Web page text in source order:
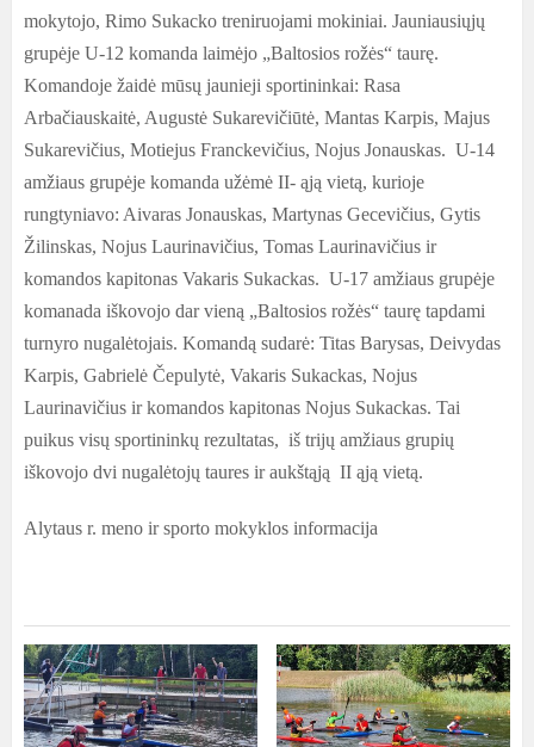
mokytojo, Rimo Sukacko treniruojami mokiniai. Jauniausiųjų
grupėje U-12 komanda laimėjo „Baltosios rožės“ taurę.
Komandoje žaidė mūsų jaunieji sportininkai: Rasa
Arbačiauskaitė, Augustė Sukarevičiūtė, Mantas Karpis, Majus
Sukarevičius, Motiejus Franckevičius, Nojus Jonauskas. U-14
amžiaus grupėje komanda užėmė II- ąją vietą, kurioje
rungtyniavo: Aivaras Jonauskas, Martynas Gecevičius, Gytis
Žilinskas, Nojus Laurinavičius, Tomas Laurinavičius ir
komandos kapitonas Vakaris Sukackas. U-17 amžiaus grupėje
komanada iškovojo dar vieną „Baltosios rožės“ taurę tapdami
turnyro nugalėtojais. Komandą sudarė: Titas Barysas, Deivydas
Karpis, Gabrielė Čepulytė, Vakaris Sukackas, Nojus
Laurinavičius ir komandos kapitonas Nojus Sukackas. Tai
puikus visų sportininkų rezultatas, iš trijų amžiaus grupių
iškovojo dvi nugalėtojų taures ir aukštąją II ąją vietą.
Alytaus r. meno ir sporto mokyklos informacija